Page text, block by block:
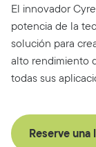
El innovador
potencia de la
solución para
alto rendimiento
todas sus
Reserve